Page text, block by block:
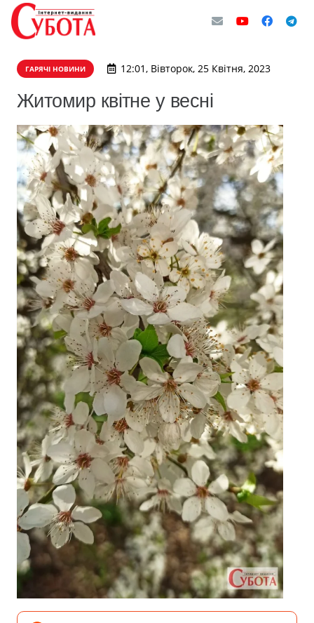
ГАРЯЧІ НОВИНИ 12:01, Вівторок, 25 Квітня, 2023
Житомир квітне у весні